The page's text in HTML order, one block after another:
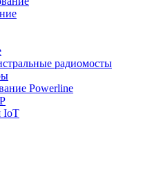
радиомосты
Powerline
IoT